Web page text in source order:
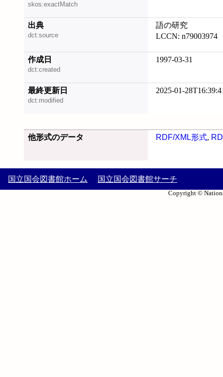
skos:exactMatch
出典
dct:source
語の研究
LCCN: n79003974
作成日
dct:created
1997-03-31
最終更新日
dct:modified
2025-01-
他形式のデータ RDF/XML形式,
国立国会図書館ホーム 国立国会図書館サーチ
Copyright ©